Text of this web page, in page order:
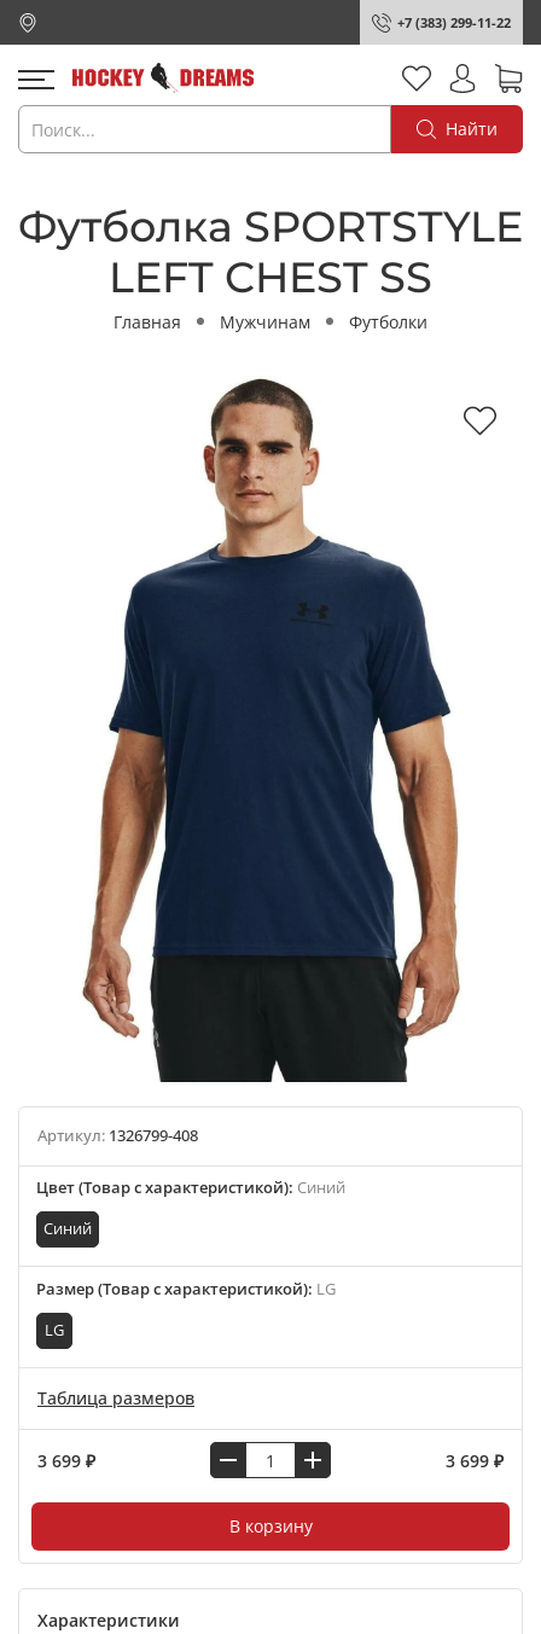
+7 (383) 299-11-22
Найти
Футболка SPORTSTYLE
LEFT CHEST SS
Главная Мужчинам Футболки
Артикул: 1326799-408
Цвет (Товар с характеристикой): Синий
Синий
Размер (Товар с характеристикой): LG
LG
Таблица размеров
3 699 ₽ 3 699 ₽
В корзину
Характеристики